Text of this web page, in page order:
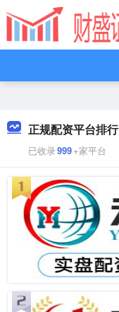
正规配资平台排行
已收录999+家平台